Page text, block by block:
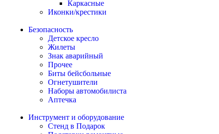
Каркасные
Иконки/крестики
Безопасность
Детское кресло
Жилеты
Знак аварийный
Прочее
Биты бейсбольные
Огнетушители
Наборы автомобилиста
Аптечка
Инструмент и оборудование
Стенд в Подарок